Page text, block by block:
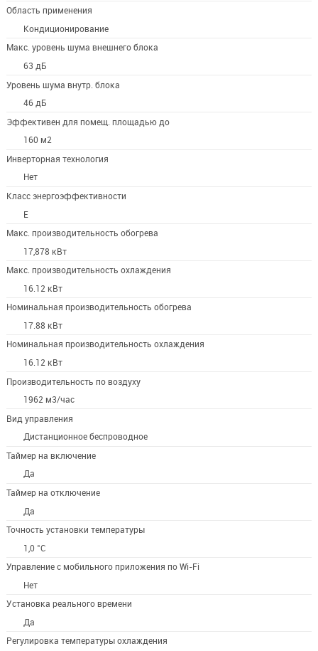
Область применения
Кондиционирование
Макс. уровень шума внешнего блока
63 дБ
Уровень шума внутр. блока
46 дБ
Эффективен для помещ. площадью до
160 м2
Инверторная технология
Нет
Класс энергоэффективности
E
Макс. производительность обогрева
17,878 кВт
Макс. производительность охлаждения
16.12 кВт
Номинальная производительность обогрева
17.88 кВт
Номинальная производительность охлаждения
16.12 кВт
Производительность по воздуху
1962 м3/час
Вид управления
Дистанционное беспроводное
Таймер на включение
Да
Таймер на отключение
Да
Точность установки температуры
1,0 °С
Управление c мобильного приложения по Wi-Fi
Нет
Установка реального времени
Да
Регулировка температуры охлаждения